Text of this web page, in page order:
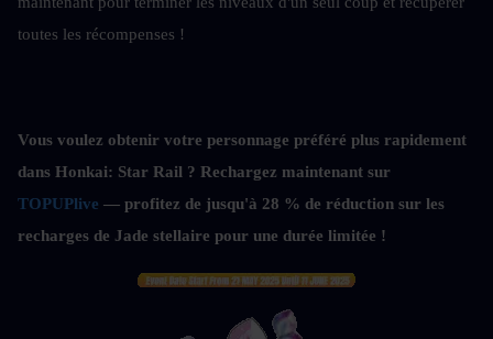
toutes les récompenses !
Vous voulez obtenir votre personnage préféré plus rapidement
TOPUPlive — profitez de jusqu'à 28 % de réduction sur les
recharges de Jade stellaire pour une durée limitée !